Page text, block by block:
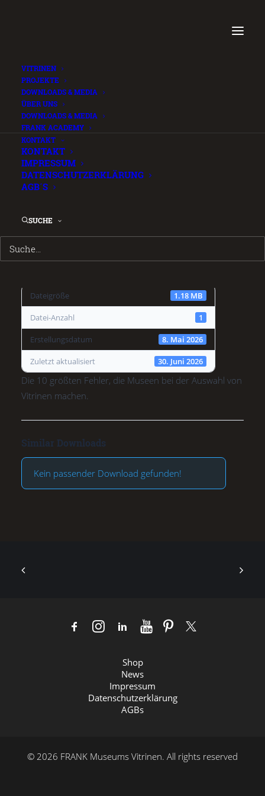
VITRINEN
PROJEKTE
DOWNLOADS & MEDIA
ÜBER UNS
DOWNLOADS & MEDIA
FRANK ACADEMY
.KONTAKT
KONTAKT
IMPRESSUM
DATENSCHUTZERKLÄRUNG
AGB´S
SUCHE
Mistakes_Paper (de)
8. MAI 2026
LOGIN
Dateigröße 1.18 MB
Datei-Anzahl 1
Erstellungsdatum 8. Mai 2026
Zuletzt aktualisiert 30. Juni 2026
Die 10 größten Fehler, die Museen bei der Auswahl von
Vitrinen machen.
Similar Downloads
Kein passender Download gefunden!
Shop
News
Impressum
Datenschutzerklärung
AGBs
© 2026 FRANK Museums Vitrinen. All rights reserved